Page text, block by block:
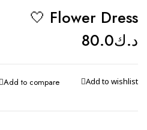
Flower Dress 🤍
د.ك80.0